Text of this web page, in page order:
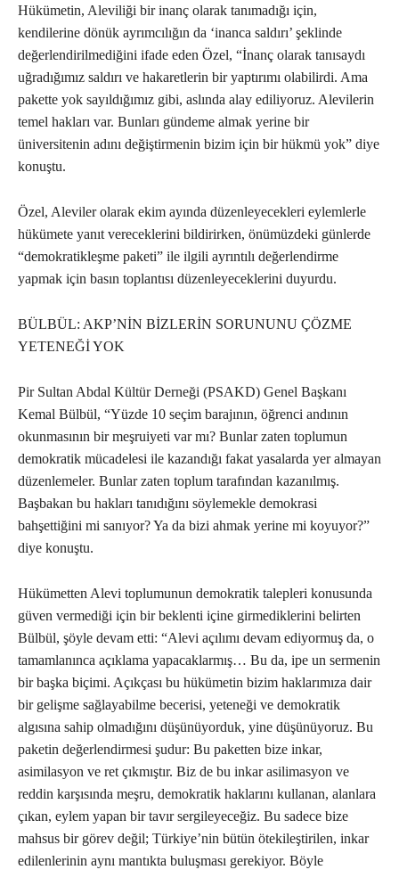
Hükümetin, Aleviliği bir inanç olarak tanımadığı için,
kendilerine dönük ayrımcılığın da ‘inanca saldırı’ şeklinde
değerlendirilmediğini ifade eden Özel, “İnanç olarak tanısaydı
uğradığımız saldırı ve hakaretlerin bir yaptırımı olabilirdi. Ama
pakette yok sayıldığımız gibi, aslında alay ediliyoruz. Alevilerin
temel hakları var. Bunları gündeme almak yerine bir
üniversitenin adını değiştirmenin bizim için bir hükmü yok” diye
konuştu.
Özel, Aleviler olarak ekim ayında düzenleyecekleri eylemlerle
hükümete yanıt vereceklerini bildirirken, önümüzdeki günlerde
“demokratikleşme paketi” ile ilgili ayrıntılı değerlendirme
yapmak için basın toplantısı düzenleyeceklerini duyurdu.
BÜLBÜL: AKP’NİN BİZLERİN SORUNUNU ÇÖZME
YETENEĞİ YOK
Pir Sultan Abdal Kültür Derneği (PSAKD) Genel Başkanı
Kemal Bülbül, “Yüzde 10 seçim barajının, öğrenci andının
okunmasının bir meşruiyeti var mı? Bunlar zaten toplumun
demokratik mücadelesi ile kazandığı fakat yasalarda yer almayan
düzenlemeler. Bunlar zaten toplum tarafından kazanılmış.
Başbakan bu hakları tanıdığını söylemekle demokrasi
bahşettiğini mi sanıyor? Ya da bizi ahmak yerine mi koyuyor?”
diye konuştu.
Hükümetten Alevi toplumunun demokratik talepleri konusunda
güven vermediği için bir beklenti içine girmediklerini belirten
Bülbül, şöyle devam etti: “Alevi açılımı devam ediyormuş da, o
tamamlanınca açıklama yapacaklarmış… Bu da, ipe un sermenin
bir başka biçimi. Açıkçası bu hükümetin bizim haklarımıza dair
bir gelişme sağlayabilme becerisi, yeteneği ve demokratik
algısına sahip olmadığını düşünüyorduk, yine düşünüyoruz. Bu
paketin değerlendirmesi şudur: Bu paketten bize inkar,
asimilasyon ve ret çıkmıştır. Biz de bu inkar asilimasyon ve
reddin karşısında meşru, demokratik haklarını kullanan, alanlara
çıkan, eylem yapan bir tavır sergileyeceğiz. Bu sadece bize
mahsus bir görev değil; Türkiye’nin bütün ötekileştirilen, inkar
edilenlerinin aynı mantıkta buluşması gerekiyor. Böyle